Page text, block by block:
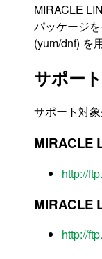
MIRACLE
パッケージ
(yum/dnf) を
サポー
サポート対
MIRACLE
http://
MIRACLE
http://